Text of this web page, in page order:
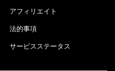
アフィリエイト
法的事項
サービスステータス